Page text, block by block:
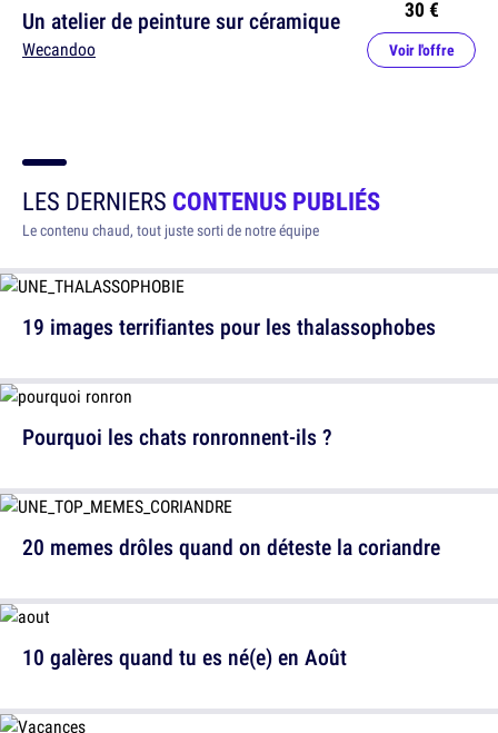
Un atelier de peinture sur céramique
Wecandoo
30 €
Voir l'offre
LES DERNIERS CONTENUS PUBLIÉS
Le contenu chaud, tout juste sorti de notre équipe
19 images terrifiantes pour les thalassophobes
20 memes drôles quand on déteste la coriandre
Pourquoi les chats ronronnent-ils ?
10 galères quand tu es né(e) en Août